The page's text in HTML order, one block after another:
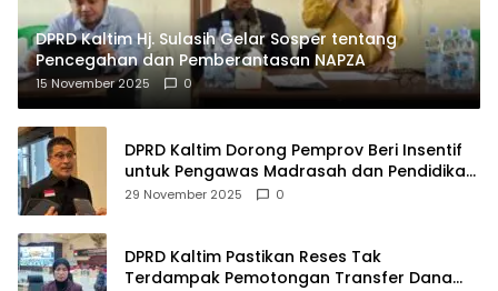
DPRD Kaltim Hj. Sulasih Gelar Sosper tentang
Pencegahan dan Pemberantasan NAPZA
15 November 2025 0
DPRD Kaltim Dorong Pemprov Beri Insentif
untuk Pengawas Madrasah dan Pendidikan
Agama
29 November 2025 0
DPRD Kaltim Pastikan Reses Tak
Terdampak Pemotongan Transfer Dana